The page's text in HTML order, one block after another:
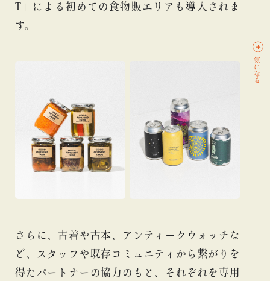
T」による初めての食物販エリアも導入されま
す。
さらに、古着や古本、アンティークウォッチな
ど、スタッフや既存コミュニティから繋がりを
得たパートナーの協力のもと、それぞれを専用
気になる